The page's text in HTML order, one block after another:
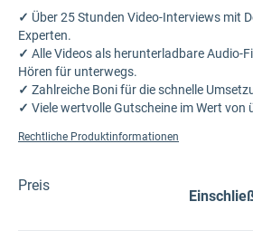
✓ Über 25 Stunden Video-Interviews mit
Experten.
✓ Alle Videos als herunterladbare Audio-
Hören für unterwegs.
✓ Zahlreiche Boni für die schnelle
✓ Viele wertvolle Gutscheine im Wert von
Rechtliche Produktinformationen
Preis